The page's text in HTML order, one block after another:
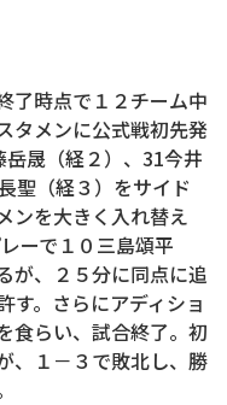
了時点で１２チーム中
タメンに公式戦初先発
晟（経２）、31今井
聖（経３）をサイド
ンを大きく入れ替え
ーで１０三島頌平
が、２５分に同点に追
す。さらにアディショ
食らい、試合終了。初
、１－３で敗北し、勝